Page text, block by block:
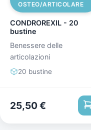
OSTEO/ARTICOLARE
CONDROREXIL - 20
bustine
Benessere delle
articolazioni
20 bustine
25,50€